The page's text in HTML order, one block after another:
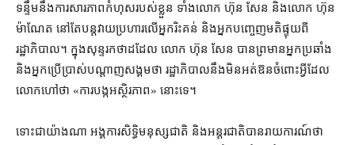
ទន្ទឹមនឹង​ការ​សារភាព​កំហុស​របស់​ខ្លួន ទាំង​លោក ហ៊ុន សែន និង​លោក ហ៊ុន
ម៉ាណែត នៅតែ​បន្ត​វាយប្រហារ​លើ​អ្នក​រិះគន់ និង​អ្នក​បញ្ចេញ​មតិផ្ទុយ​ពី​
រដ្ឋាភិបាល​។ ក្នុង​សុន្ទរកថា​ដដែល លោក ហ៊ុន សែន បាន​ព្រមាន​អ្នកប្រឆាំង
និង​អ្នកប្រើប្រាស់​បណ្ដាញ​សង្គម​ថា រដ្ឋាភិបាល​នឹង​មិន​អត់ឱន​ចំពោះ​អ្វី​ដែល​
លោក​ហៅថា «​ការ​បង្ក​អស្ថិរភាព​» នោះ​ទេ​។​
ទោះជា​យ៉ាងណា អង្គការសិទ្ធិមនុស្ស​ជាតិ និង​អន្តរជាតិ​បាន​រាយការណ៍​ថា